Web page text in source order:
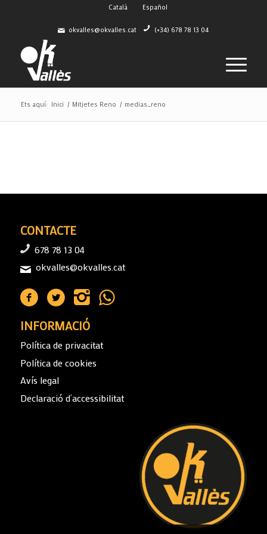
Català Español
okvalles@okvalles.cat (+34) 678 78 13 04
Ets aquí: Inici / Mitjetes Reno / medias_reno
CONTACTE
678 78 13 04
okvalles@okvalles.cat
INFORMACIÓ
Política de privacitat
Política de cookies
Avís legal
Declaració d’accessibilitat